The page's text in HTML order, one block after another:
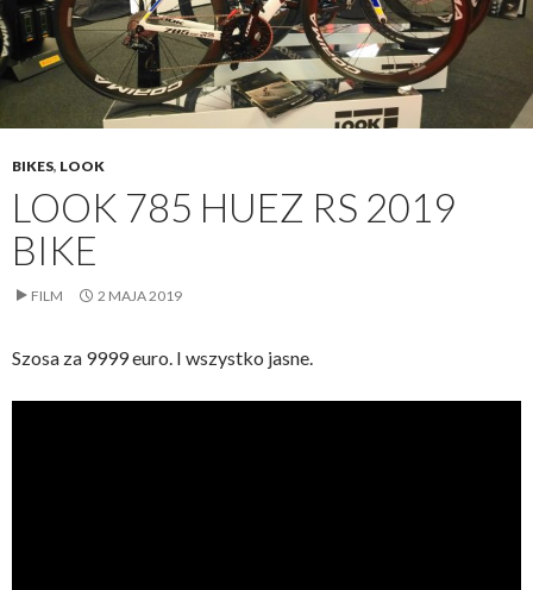
BIKES, LOOK
LOOK 785 HUEZ RS 2019
BIKE
FILM 2 MAJA 2019
Szosa za 9999 euro. I wszystko jasne.